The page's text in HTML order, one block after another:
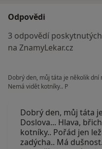
Odpovědi
3 odpovědí
na ZnamyLekar.cz
Dobrý den, můj táta je několik dní
Nemá vidět kotníky.. P
Dobrý den, můj táta
Doslova... Hlava,
kotníky.. Pořád jen
zadýcha.. Má